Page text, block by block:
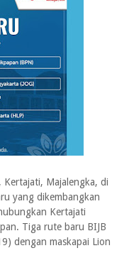
Kertajati, Majalengka, di
yang dikembangkan
Kertajati
Tiga rute baru BIJB
dengan maskapai Lion